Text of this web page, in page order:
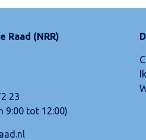
Raad (NRR)
23
9:00 tot 12:00)